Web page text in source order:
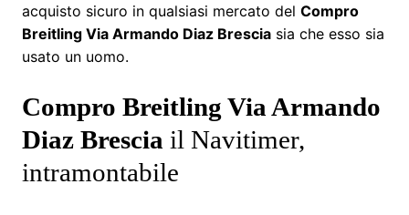
acquisto sicuro in qualsiasi mercato del Compro
Breitling Via Armando Diaz Brescia sia che esso sia
usato un uomo.
Compro Breitling Via Armando
Diaz Brescia il Navitimer,
intramontabile